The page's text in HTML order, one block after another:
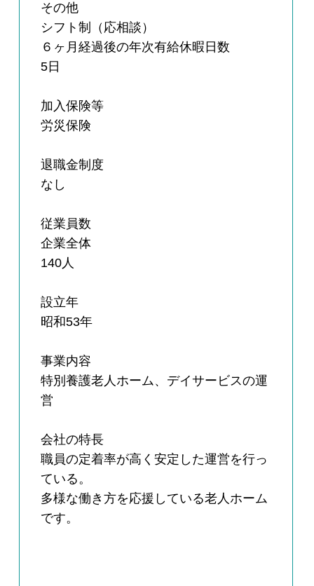
その他
シフト制（応相談）
６ヶ月経過後の年次有給休暇日数
5日
加入保険等
労災保険
退職金制度
なし
従業員数
企業全体
140人
設立年
昭和53年
事業内容
特別養護老人ホーム、デイサービスの運
営
会社の特長
職員の定着率が高く安定した運営を行っ
ている。
多様な働き方を応援している老人ホーム
です。